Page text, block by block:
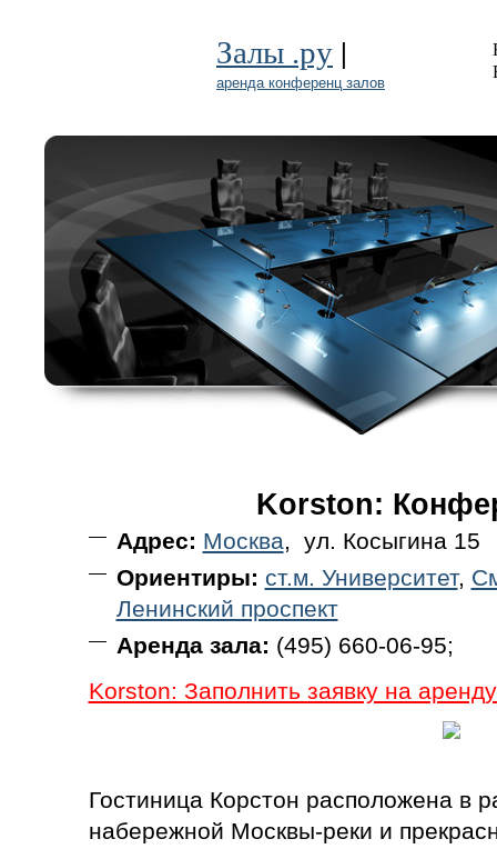
Залы .ру |
аренда конференц залов
Korston:
Адрес: Москва, ул. Косыгина 15
Ориентиры: ст.м. Университет,
Ленинский проспект
Аренда зала: (495) 660-06-95;
Korston: Заполнить заявку на
Гостиница Корстон расположена в
набережной Москвы-реки и